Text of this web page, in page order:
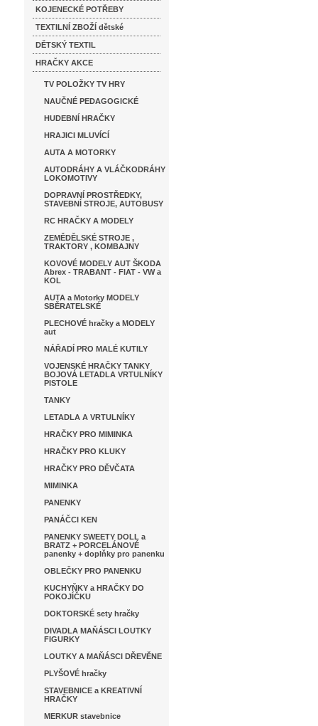
KOJENECKÉ POTŘEBY
TEXTILNÍ ZBOŽÍ dětské
DĚTSKÝ TEXTIL
HRAČKY AKCE
TV POLOŽKY TV HRY
NAUČNÉ PEDAGOGICKÉ
HUDEBNÍ HRAČKY
HRAJICI MLUVÍCÍ
AUTA A MOTORKY
AUTODRÁHY A VLÁČKODRÁHY
LOKOMOTIVY
DOPRAVNÍ PROSTŘEDKY,
STAVEBNÍ STROJE, AUTOBUSY
RC HRAČKY A MODELY
ZEMĚDĚLSKÉ STROJE ,
TRAKTORY , KOMBAJNY
KOVOVÉ MODELY AUT ŠKODA
Abrex - TRABANT - FIAT - VW a
KOL
AUTA a Motorky MODELY
SBĚRATELSKÉ
PLECHOVÉ hračky a MODELY
aut
NÁŘADÍ PRO MALÉ KUTILY
VOJENSKÉ HRAČKY TANKY
BOJOVÁ LETADLA VRTULNÍKY
PISTOLE
TANKY
LETADLA A VRTULNÍKY
HRAČKY PRO MIMINKA
HRAČKY PRO KLUKY
HRAČKY PRO DĚVČATA
MIMINKA
PANENKY
PANÁČCI KEN
PANENKY SWEETY DOLL a
BRATZ + PORCELÁNOVÉ
panenky + doplňky pro panenku
OBLEČKY PRO PANENKU
KUCHYŇKY a HRAČKY DO
POKOJÍČKU
DOKTORSKÉ sety hračky
DIVADLA MAŇÁSCI LOUTKY
FIGURKY
LOUTKY A MAŇÁSCI DŘEVĚNE
PLYŠOVÉ hračky
STAVEBNICE a KREATIVNÍ
HRAČKY
MERKUR stavebnice